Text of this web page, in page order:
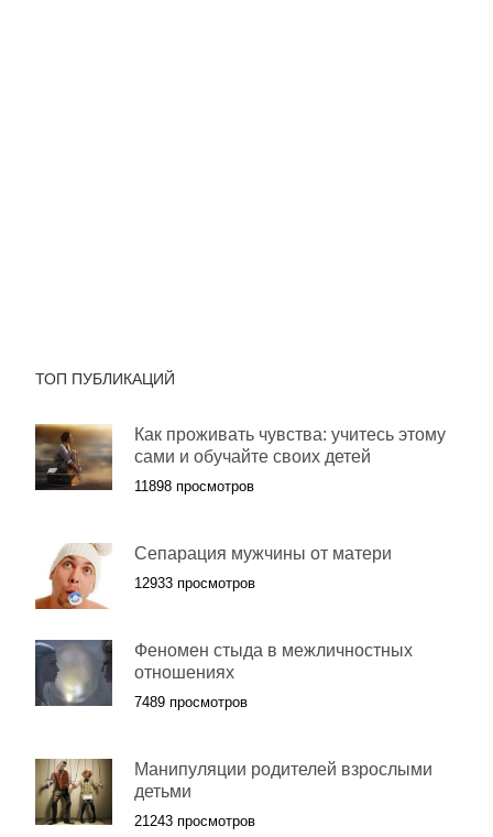
ТОП ПУБЛИКАЦИЙ
Как проживать чувства: учитесь этому
сами и обучайте своих детей
11898 просмотров
Сепарация мужчины от матери
12933 просмотров
Феномен стыда в межличностных
отношениях
7489 просмотров
Манипуляции родителей взрослыми
детьми
21243 просмотров